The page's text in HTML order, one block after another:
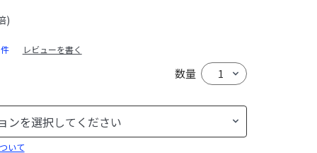
)
レビューを書く
数量
いて